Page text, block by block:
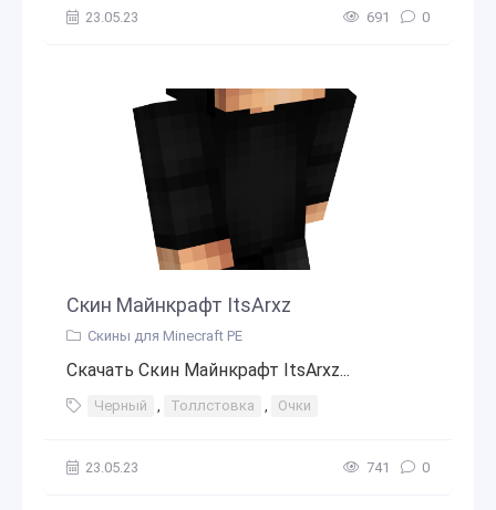
23.05.23 691 0
Скин Майнкрафт ItsArxz
Скины для Minecraft PE
Скачать Скин Майнкрафт ItsArxz...
Черный , Толлстовка , Очки
23.05.23 741 0